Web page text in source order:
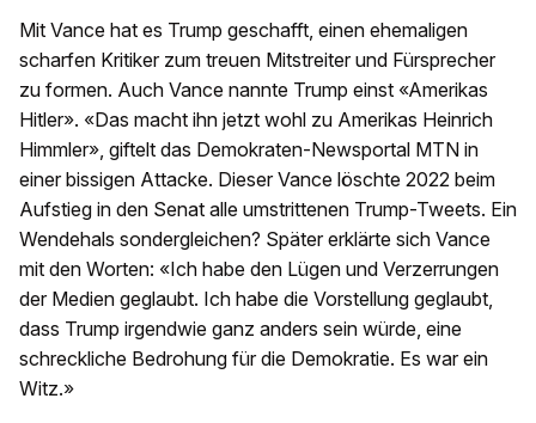
Mit Vance hat es Trump geschafft, einen ehemaligen
scharfen Kritiker zum treuen Mitstreiter und Fürsprecher
zu formen. Auch Vance nannte Trump einst «Amerikas
Hitler». «Das macht ihn jetzt wohl zu Amerikas Heinrich
Himmler», giftelt das Demokraten-Newsportal MTN in
einer bissigen Attacke. Dieser Vance löschte 2022 beim
Aufstieg in den Senat alle umstrittenen Trump-Tweets. Ein
Wendehals sondergleichen? Später erklärte sich Vance
mit den Worten: «Ich habe den Lügen und Verzerrungen
der Medien geglaubt. Ich habe die Vorstellung geglaubt,
dass Trump irgendwie ganz anders sein würde, eine
schreckliche Bedrohung für die Demokratie. Es war ein
Witz.»